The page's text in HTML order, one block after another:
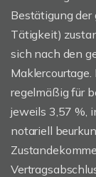
Bestätigung
Tätigkeit)
sich nach den
regelmäßig für
jeweils 3,57 %,
notariell